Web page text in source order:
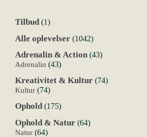
Tilbud 11
Alle oplevelser 10421042
Adrenalin & Action 4343
Adrenalin 4343
Kreativitet & Kultur 7474
Kultur 7474
Ophold 175175
Ophold & Natur 6464
Natur 6464